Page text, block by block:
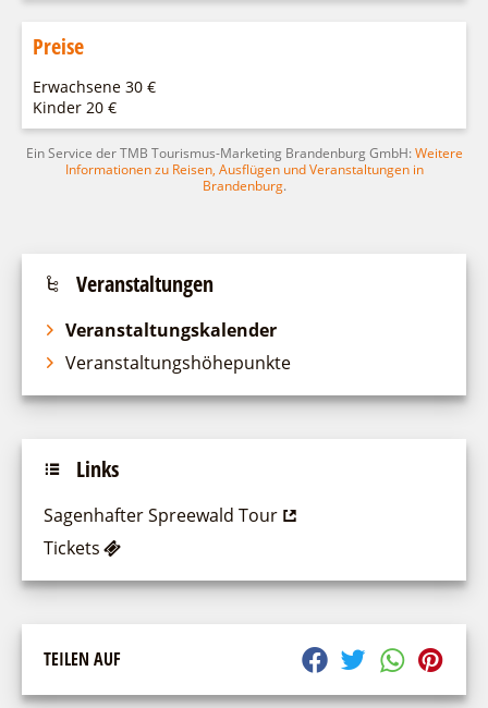
Preise
Erwachsene 30 €
Kinder 20 €
Ein Service der TMB Tourismus-Marketing Brandenburg GmbH:Weitere
Informationen zu Reisen, Ausflügen und Veranstaltungen in
Brandenburg.
Veranstaltungen
Veranstaltungskalender
Veranstaltungshöhepunkte
Links
Sagenhafter Spreewald Tour
Tickets
TEILEN AUF